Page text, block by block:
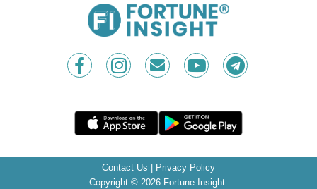
Contact Us
Privacy Policy
Copyright © 2026 Fortune Insight.